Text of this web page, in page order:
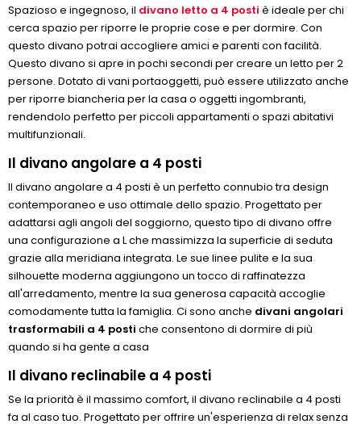
Spazioso e ingegnoso, il divano letto a 4 posti è ideale per chi
cerca spazio per riporre le proprie cose e per dormire. Con
questo divano potrai accogliere amici e parenti con facilità.
Questo divano si apre in pochi secondi per creare un letto per 2
persone. Dotato di vani portaoggetti, può essere utilizzato anche
per riporre biancheria per la casa o oggetti ingombranti,
rendendolo perfetto per piccoli appartamenti o spazi abitativi
multifunzionali.
Il divano angolare a 4 posti
Il divano angolare a 4 posti è un perfetto connubio tra design
contemporaneo e uso ottimale dello spazio. Progettato per
adattarsi agli angoli del soggiorno, questo tipo di divano offre
una configurazione a L che massimizza la superficie di seduta
grazie alla meridiana integrata. Le sue linee pulite e la sua
silhouette moderna aggiungono un tocco di raffinatezza
all'arredamento, mentre la sua generosa capacità accoglie
comodamente tutta la famiglia. Ci sono anche divani angolari
trasformabili a 4 posti che consentono di dormire di più
quando si ha gente a casa
Il divano reclinabile a 4 posti
Se la priorità è il massimo comfort, il divano reclinabile a 4 posti
fa al caso tuo. Progettato per offrire un'esperienza di relax senza